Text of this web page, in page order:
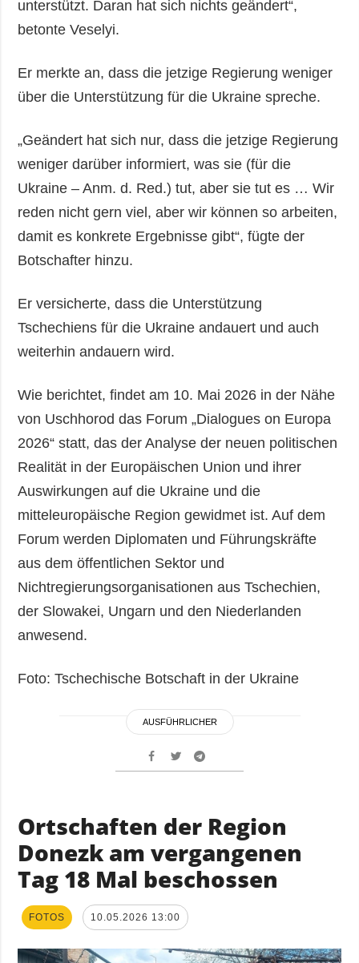
unterstützt. Daran hat sich nichts geändert“,
betonte Veselyi.
Er merkte an, dass die jetzige Regierung weniger
über die Unterstützung für die Ukraine spreche.
„Geändert hat sich nur, dass die jetzige Regierung
weniger darüber informiert, was sie (für die
Ukraine – Anm. d. Red.) tut, aber sie tut es … Wir
reden nicht gern viel, aber wir können so arbeiten,
damit es konkrete Ergebnisse gibt“, fügte der
Botschafter hinzu.
Er versicherte, dass die Unterstützung
Tschechiens für die Ukraine andauert und auch
weiterhin andauern wird.
Wie berichtet, findet am 10. Mai 2026 in der Nähe
von Uschhorod das Forum „Dialogues on Europa
2026“ statt, das der Analyse der neuen politischen
Realität in der Europäischen Union und ihrer
Auswirkungen auf die Ukraine und die
mitteleuropäische Region gewidmet ist. Auf dem
Forum werden Diplomaten und Führungskräfte
aus dem öffentlichen Sektor und
Nichtregierungsorganisationen aus Tschechien,
der Slowakei, Ungarn und den Niederlanden
anwesend.
Foto: Tschechische Botschaft in der Ukraine
AUSFÜHRLICHER
Ortschaften der Region
Donezk am vergangenen
Tag 18 Mal beschossen
FOTOS 10.05.2026 13:00